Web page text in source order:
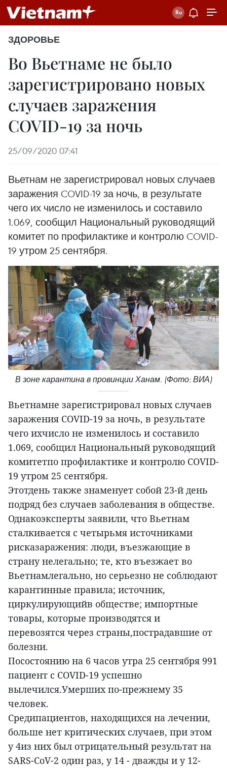
ЗДОРОВЬЕ
Во Вьетнаме не было
зарегистрировано новых
случаев заражения
COVID-19 за ночь
25/09/2020 07:41
Вьетнам не зарегистрировал новых случаев
заражения COVID-19 за ночь, в результате
чего их число не изменилось и составило
1.069, сообщил Национальный руководящий
комитет по профилактике и контролю COVID-
19 утром 25 сентября.
В зоне карантина в провинции Ханам. (Фото: ВИА)
Вьетнамне зарегистрировал новых случаев
заражения COVID-19 за ночь, в результате
чего ихчисло не изменилось и составило
1.069, сообщил Национальный руководящий
комитетпо профилактике и контролю COVID-
19 утром 25 сентября.
Этотдень также знаменует собой 23-й день
подряд без случаев заболевания в обществе.
Однакоэксперты заявили, что Вьетнам
сталкивается с четырьмя источниками
рисказаражения: люди, въезжающие в
страну нелегально; те, кто въезжает во
Вьетнамлегально, но серьезно не соблюдают
карантинные правила; источник,
циркулирующийв обществе; импортные
товары, которые производятся и
перевозятся через страны,пострадавшие от
болезни.
Посостоянию на 6 часов утра 25 сентября 991
пациент с COVID-19 успешно
вылечился.Умерших по-прежнему 35
человек.
Средипациентов, находящихся на лечении,
больше нет критических случаев, при этом
у 4из них был отрицательный результат на
SARS-CoV-2 один раз, у 14 - дважды и у 12-